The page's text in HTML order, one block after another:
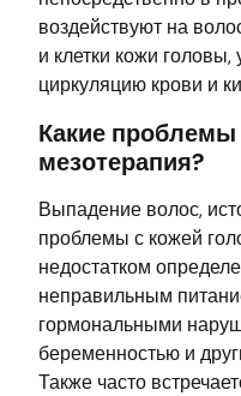
воздействуют на
и клетки кожи головы,
циркуляцию крови и
Какие
мезотерапия?
Выпадение волос,
проблемы с кожей
недостатком
неправильным
гормональными
беременностью и
Также часто